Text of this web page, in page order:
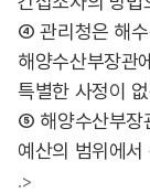
④ 관리청은 해
해양수산부장관
특별한 사정이
⑤ 해양수산부장
예산의 범위에
.>